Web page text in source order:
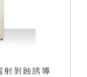
剝蝕誘導